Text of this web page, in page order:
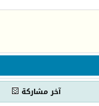
آخر مشاركة